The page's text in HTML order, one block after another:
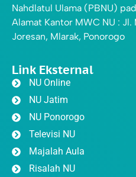
Nahdlatul Ulama (PBNU)
Alamat Kantor MWC NU :
Joresan, Mlarak, Ponorogo
Link Eksternal
NU Online
NU Jatim
NU Ponorogo
Televisi NU
Majalah Aula
Risalah NU